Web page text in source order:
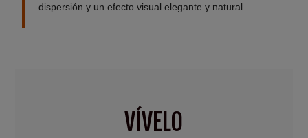
dispersión y un efecto visual elegante y natural.
VÍVELO